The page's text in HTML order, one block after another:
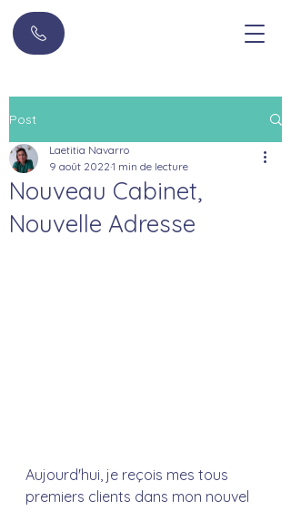
Post
Nouveau Cabinet,
Nouvelle Adresse
Laetitia Navarro
9 août 2022 1 min de lecture
Aujourd'hui, je reçois mes tous
premiers clients dans mon nouvel